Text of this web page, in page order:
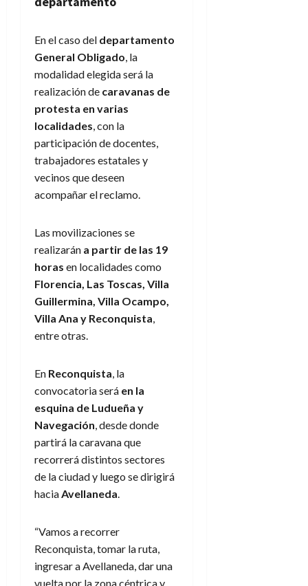
En el caso del departamento
General Obligado, la
modalidad elegida será la
realización de caravanas de
protesta en varias
localidades, con la
participación de docentes,
trabajadores estatales y
vecinos que deseen
acompañar el reclamo.
Las movilizaciones se
realizarán a partir de las 19
horas en localidades como
Florencia, Las Toscas, Villa
Guillermina, Villa Ocampo,
Villa Ana y Reconquista,
entre otras.
En Reconquista, la
convocatoria será en la
esquina de Ludueña y
Navegación, desde donde
partirá la caravana que
recorrerá distintos sectores
de la ciudad y luego se dirigirá
haciaAvellaneda.
“Vamos a recorrer
Reconquista, tomar la ruta,
ingresar a Avellaneda, dar una
vuelta por la zona céntrica y